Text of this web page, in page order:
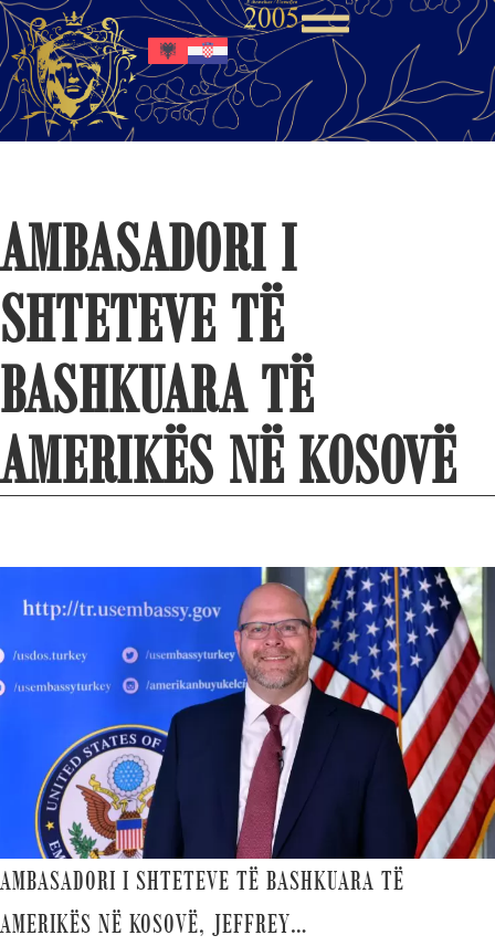
AMBASADORI I
SHTETEVE TË
BASHKUARA TË
AMERIKËS NË KOSOVË
AMBASADORI I SHTETEVE TË BASHKUARA TË
AMERIKËS NË KOSOVË, JEFFREY…